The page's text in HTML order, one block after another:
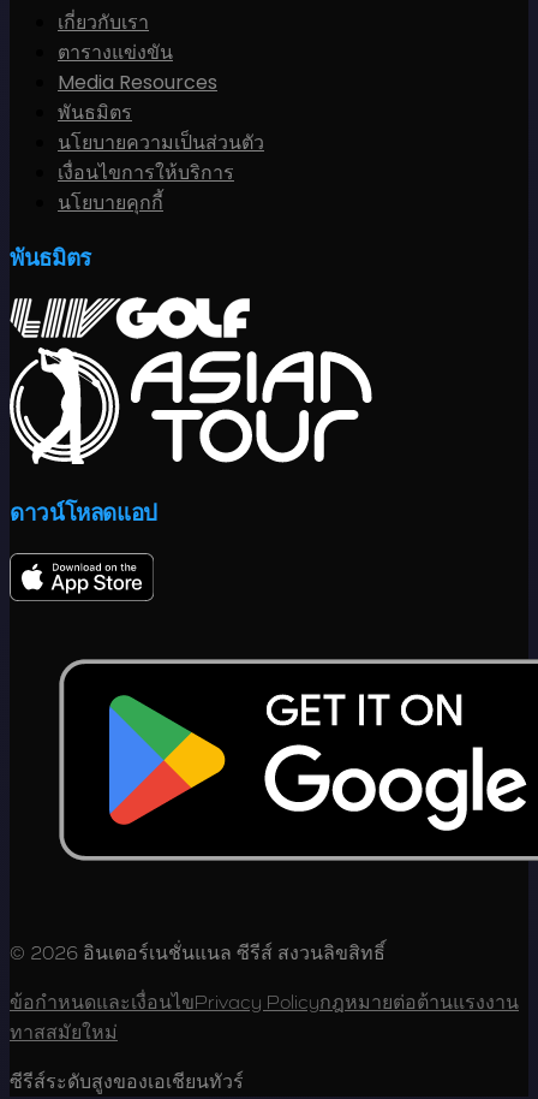
เกี่ยวกับเรา
ตารางแข่งขัน
Media Resources
พันธมิตร
นโยบายความเป็นส่วนตัว
เงื่อนไขการให้บริการ
นโยบายคุกกี้
พันธมิตร
ดาวน์โหลดแอป
© 2026 อินเตอร์เนชั่นแนล ซีรีส์ สงวนลิขสิทธิ์
ข้อกำหนดและเงื่อนไขPrivacy Policyกฎหมายต่อต้านแรงงาน
ทาสสมัยใหม่
ซีรีส์ระดับสูงของเอเชียนทัวร์